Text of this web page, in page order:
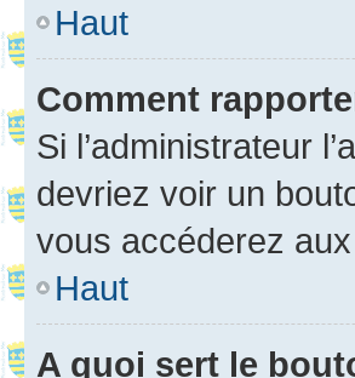
Haut
Comment
Si l’administrateur
devriez voir un
vous accéderez
Haut
A quoi sert le